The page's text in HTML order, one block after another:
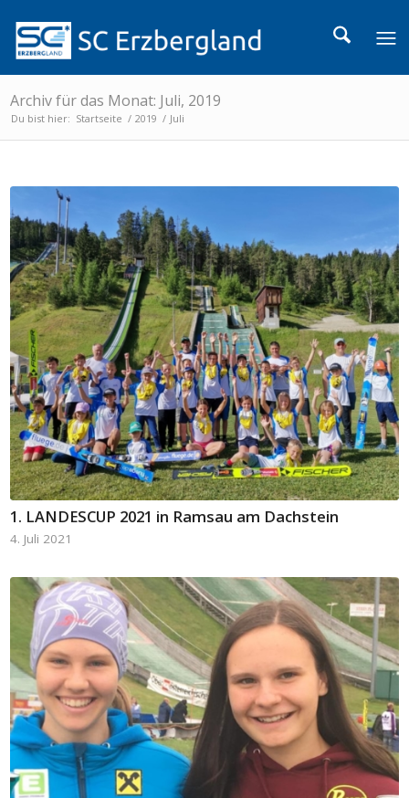
Archiv für das Monat: Juli, 2019
Du bist hier: Startseite / 2019 / Juli
1. LANDESCUP 2021 in Ramsau am Dachstein
4. Juli 2021